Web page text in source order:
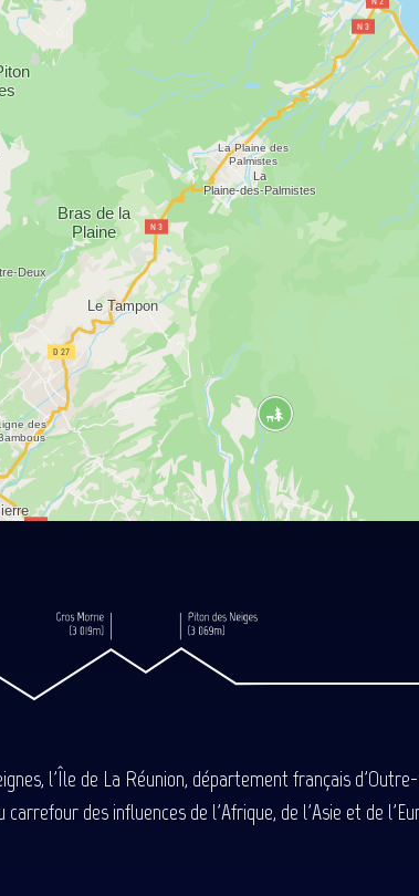
l'Île de La Réunion, département français
des influences de l'Afrique, de l'Asie et de